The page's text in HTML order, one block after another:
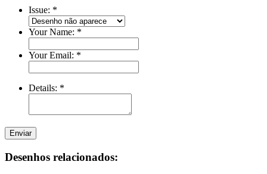
Issue: *
Your Name: *
Your Email: *
Details: *
Enviar
Desenhos relacionados: